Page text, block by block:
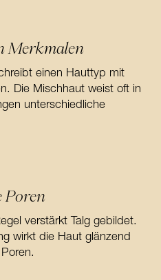
Merkmalen
einen Hauttyp mit
Die Mischhaut weist oft in
unterschiedliche
Poren
verstärkt Talg gebildet.
wirkt die Haut glänzend